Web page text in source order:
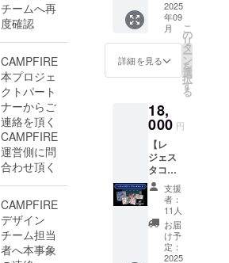
チームへ再
度確認
CAMPFIRE
本プロジェ
クトパート
ナーからご
連絡を頂く
CAMPFIRE
運営側に問
合わせ頂く
CAMPFIRE
デザイン
チーム担当
者へ本事象
に掲載
いたし
ます ・
プラ
ン、ま
プラン
を複数
ご支援
いただ
いた場
合も掲
載させ
て頂く
お名前
は1つと
させて
頂きま
す ・公
いただ
いた場
合も掲
て頂く
お名前
は1つと
頂きま
す ※公
序良俗
に反す
るお名
前や、
運営が
不適切
と判断
したお
名前は
変更の
み、ロ
ゴ／バ
ナーの
不可 ※
支援
欄に希
望され
るお名
前をご
記入く
ださい
※上位掲
載順
は、支
援プラ
ン及び
先着順
は日本
国内の
みで
す。
「ホー
して掲
載」に
ついて
※掲載期
間：
2025年
9月1日
から事
業が存
続する
限り掲
載 ※掲
ター
パック
第1弾
BOX製
品仕様
0パック
パック6
枚入り
(1BOX
にラン
ダムで
180枚収
録) カー
ド種
類：180
種 180
種の中
から、1
定カー
ド3種
セッ
ト】 ・
ブース
ター
パック
1BOX
・クラ
ウド
ファン
ディン
グ限定
カード3
種セッ
ト1点
・ホー
ムペー
ジに支
援者と
2025
年09
月
詳細を見る
こ
の
リ
タ
ー
ン
を
選
択
す
る
18,
000 円
【レ
ジェス
タコン
プリー
トセッ
ト】 ・
ブース
ター
パック
第1弾
支援
者：
11人
お届
け予
定：
2025